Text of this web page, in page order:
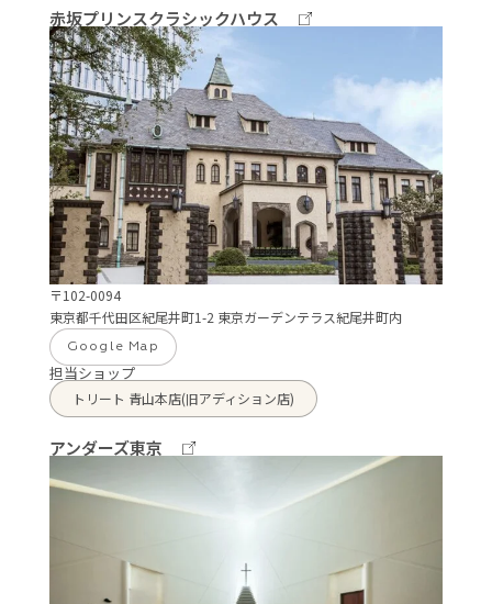
赤坂プリンスクラシックハウス
〒102-0094
東京都千代田区紀尾井町1-2 東京ガーデンテラス紀尾井町内
Google Map
担当ショップ
トリート 青山本店(旧アディション店)
アンダーズ東京